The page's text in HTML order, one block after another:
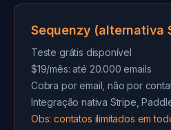
Sequenzy (alternativa
Teste grátis disponível
$19/mês: até 20.000 emails
Cobra por email, não por
Integração nativa Stripe,
Obs: contatos ilimitados em